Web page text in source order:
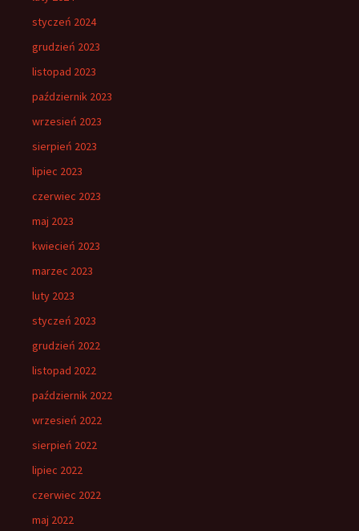
styczeń 2024
grudzień 2023
listopad 2023
październik 2023
wrzesień 2023
sierpień 2023
lipiec 2023
czerwiec 2023
maj 2023
kwiecień 2023
marzec 2023
luty 2023
styczeń 2023
grudzień 2022
listopad 2022
październik 2022
wrzesień 2022
sierpień 2022
lipiec 2022
czerwiec 2022
maj 2022